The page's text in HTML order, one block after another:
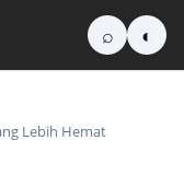
⌕ ◐
Lebih Hemat